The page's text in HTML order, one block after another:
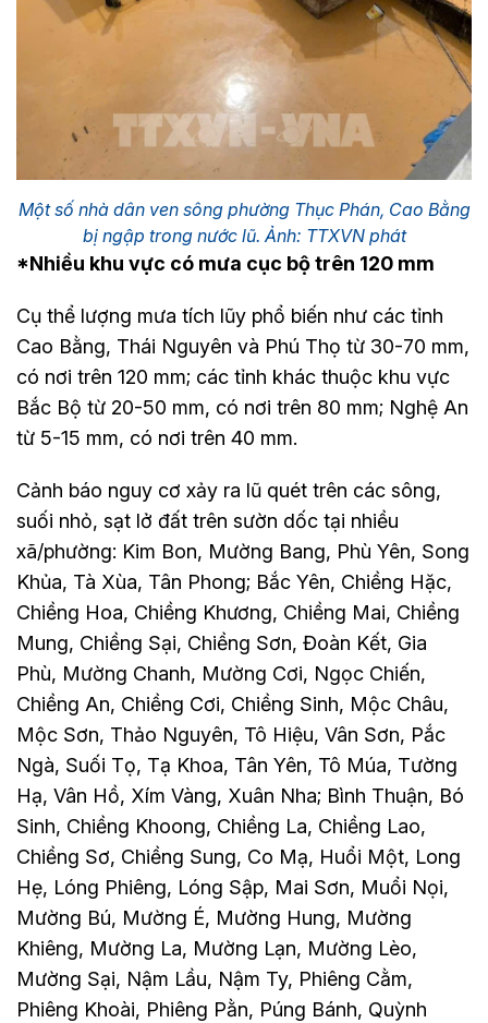
Một số nhà dân ven sông phường Thục Phán, Cao Bằng
bị ngập trong nước lũ. Ảnh: TTXVN phát
*Nhiều khu vực có mưa cục bộ trên 120 mm
Cụ thể lượng mưa tích lũy phổ biến như các tỉnh
Cao Bằng, Thái Nguyên và Phú Thọ từ 30-70 mm,
có nơi trên 120 mm; các tỉnh khác thuộc khu vực
Bắc Bộ từ 20-50 mm, có nơi trên 80 mm; Nghệ An
từ 5-15 mm, có nơi trên 40 mm.
Cảnh báo nguy cơ xảy ra lũ quét trên các sông,
suối nhỏ, sạt lở đất trên sườn dốc tại nhiều
xã/phường: Kim Bon, Mường Bang, Phù Yên, Song
Khủa, Tà Xùa, Tân Phong; Bắc Yên, Chiềng Hặc,
Chiềng Hoa, Chiềng Khương, Chiềng Mai, Chiềng
Mung, Chiềng Sại, Chiềng Sơn, Đoàn Kết, Gia
Phù, Mường Chanh, Mường Cơi, Ngọc Chiến,
Chiềng An, Chiềng Cơi, Chiềng Sinh, Mộc Châu,
Mộc Sơn, Thảo Nguyên, Tô Hiệu, Vân Sơn, Pắc
Ngà, Suối Tọ, Tạ Khoa, Tân Yên, Tô Múa, Tường
Hạ, Vân Hồ, Xím Vàng, Xuân Nha; Bình Thuận, Bó
Sinh, Chiềng Khoong, Chiềng La, Chiềng Lao,
Chiềng Sơ, Chiềng Sung, Co Mạ, Huổi Một, Long
Hẹ, Lóng Phiêng, Lóng Sập, Mai Sơn, Muổi Nọi,
Mường Bú, Mường É, Mường Hung, Mường
Khiêng, Mường La, Mường Lạn, Mường Lèo,
Mường Sại, Nậm Lầu, Nậm Ty, Phiêng Cằm,
Phiêng Khoài, Phiêng Pằn, Púng Bánh, Quỳnh